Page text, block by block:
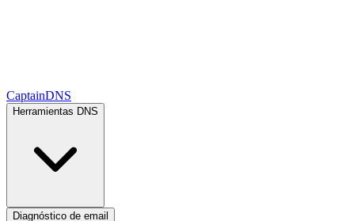
CaptainDNS
Herramientas DNS
Diagnóstico de email